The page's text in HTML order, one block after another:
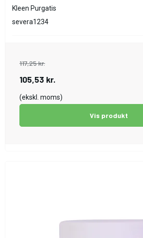
Kleen Purgatis
severa1234
117,25 kr.
105,53 kr.
(ekskl. moms)
Vis produkt